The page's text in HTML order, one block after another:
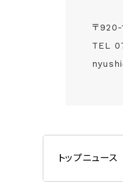
〒
TEL
トップニュース